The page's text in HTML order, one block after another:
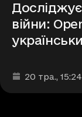
війни:
Дата та час
20 тра., 15:24
Час читання: